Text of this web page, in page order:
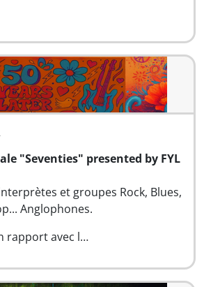
"Seventies" presented by FYL
et groupes Rock, Blues,
Anglophones.
rapport avec l…